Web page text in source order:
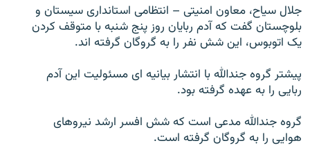
به ما بپیوندید
زبان‌های دیگر
جلال سياح، معاون امنيتی – انتظامی استانداری سيستان و
بلوچستان گفت که آدم ربايان روز پنج شنبه با متوقف کردن
يک اتوبوس، اين شش نفر را به گروگان گرفته اند.
پيشتر گروه جندالله با انتشار بيانيه ای مسئوليت اين آدم
ربايی را به عهده گرفته بود.
گروه جندالله مدعی است که شش افسر ارشد نيروهای
هوايی را به گروگان گرفته است.